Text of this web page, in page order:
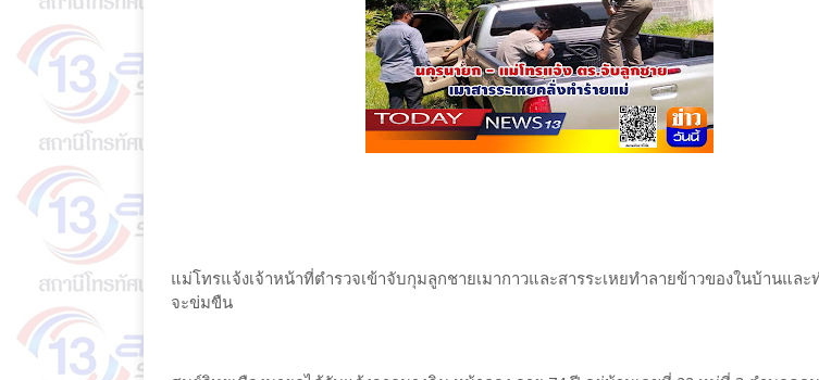
แม่โทรแจ้งเจ้าหน้าที่ตำรวจเข้าจับกุมลูกชายเมากาวและสารระเหยทำลายข้าวของในบ้านและ
จะข่มขืน